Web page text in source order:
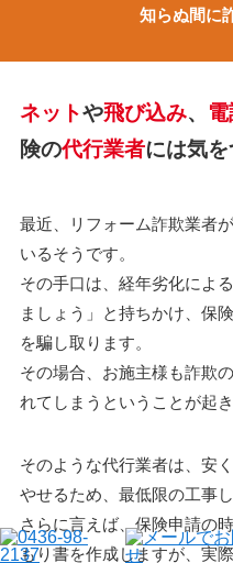
知らぬ間に
ネットや飛び込み、
険の代行業者には気を
最近、リフォーム詐欺業者
いるそうです。
その手口は、経年劣化によ
ましょう」と持ちかけ、保
を騙し取ります。
その場合、お施主様も詐欺
れてしまうということが起
そのような代行業者は、安
やせるため、最低限の工事
さらに言えば、保険申請の
もり書を作成しますが、実